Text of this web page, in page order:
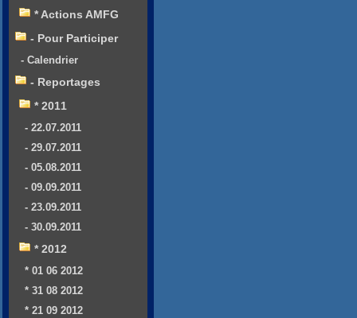
* Actions AMFG
- Pour Participer
- Calendrier
- Reportages
* 2011
- 22.07.2011
- 29.07.2011
- 05.08.2011
- 09.09.2011
- 23.09.2011
- 30.09.2011
* 2012
* 01 06 2012
* 31 08 2012
* 21 09 2012